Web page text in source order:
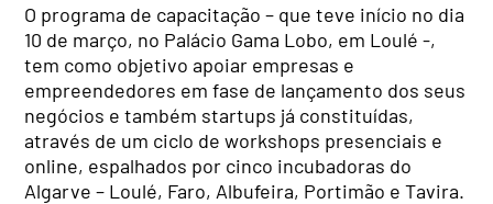
O programa de capacitação – que teve início no dia
10 de março, no Palácio Gama Lobo, em Loulé -,
tem como objetivo apoiar empresas e
empreendedores em fase de lançamento dos seus
negócios e também startups já constituídas,
através de um ciclo de workshops presenciais e
online, espalhados por cinco incubadoras do
Algarve – Loulé, Faro, Albufeira, Portimão e Tavira.